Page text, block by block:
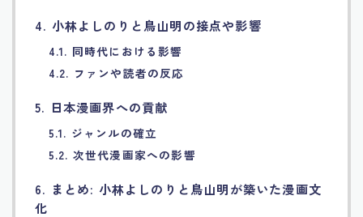
4. 小林よしのりと鳥山明の接点や影響
4.1. 同時代における影響
4.2. ファンや読者の反応
5. 日本漫画界への貢献
5.1. ジャンルの確立
5.2. 次世代漫画家への影響
6. まとめ: 小林よしのりと鳥山明が築いた漫画文
化